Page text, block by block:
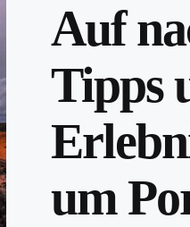
Auf
Tipps
um